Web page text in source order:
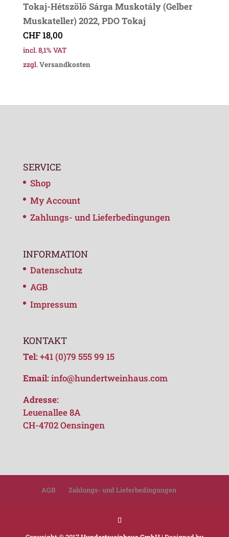
Tokaj-Hétszölö Sárga Muskotály (Gelber
Muskateller) 2022, PDO Tokaj
CHF18,00
incl. 8,1% VAT
zzgl.Versandkosten
SERVICE
Shop
My Account
Zahlungs- und Lieferbedingungen
INFORMATION
Datenschutz
AGB
Impressum
KONTAKT
Tel:+41 (0)79 555 99 15
Email:info@hundertweinhaus.com
Adresse:
Leuenallee 8A
CH-4702 Oensingen
AGB Zahlungs- und Lieferbedingungen